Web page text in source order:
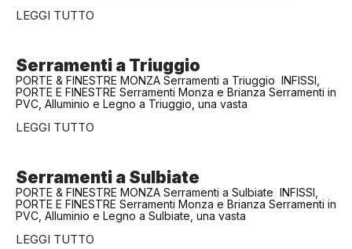
LEGGI TUTTO
Serramenti a Triuggio
PORTE & FINESTRE MONZA Serramenti a Triuggio INFISSI,
PORTE E FINESTRE Serramenti Monza e Brianza Serramenti in
PVC, Alluminio e Legno a Triuggio, una vasta
LEGGI TUTTO
Serramenti a Sulbiate
PORTE & FINESTRE MONZA Serramenti a Sulbiate INFISSI,
PORTE E FINESTRE Serramenti Monza e Brianza Serramenti in
PVC, Alluminio e Legno a Sulbiate, una vasta
LEGGI TUTTO